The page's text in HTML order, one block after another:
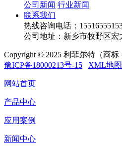
公司新闻 行业新闻
联系我们
热线咨询电话：
公司地址：新乡市牧野区宏
Copyright © 2025 利菲尔特（商
豫ICP备18000213号-15
XML地图
网站首页
产品中心
应用案例
新闻中心